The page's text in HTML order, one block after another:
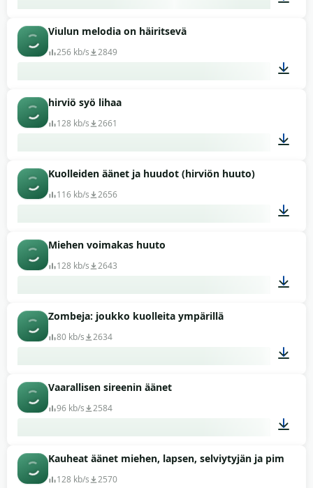
Viulun melodia on häiritsevä
256 kb/s 2849
hirviö syö lihaa
128 kb/s 2661
Kuolleiden äänet ja huudot (hirviön huuto)
116 kb/s 2656
Miehen voimakas huuto
128 kb/s 2643
Zombeja: joukko kuolleita ympärillä
80 kb/s 2634
Vaarallisen sireenin äänet
96 kb/s 2584
00:50
Kauheat äänet miehen, lapsen, selviytyjän ja
128 kb/s 2570